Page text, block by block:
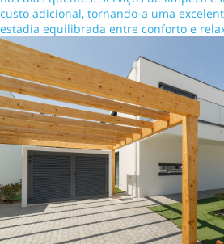
custo adicional, tornando-a uma
estadia equilibrada entre conforto e